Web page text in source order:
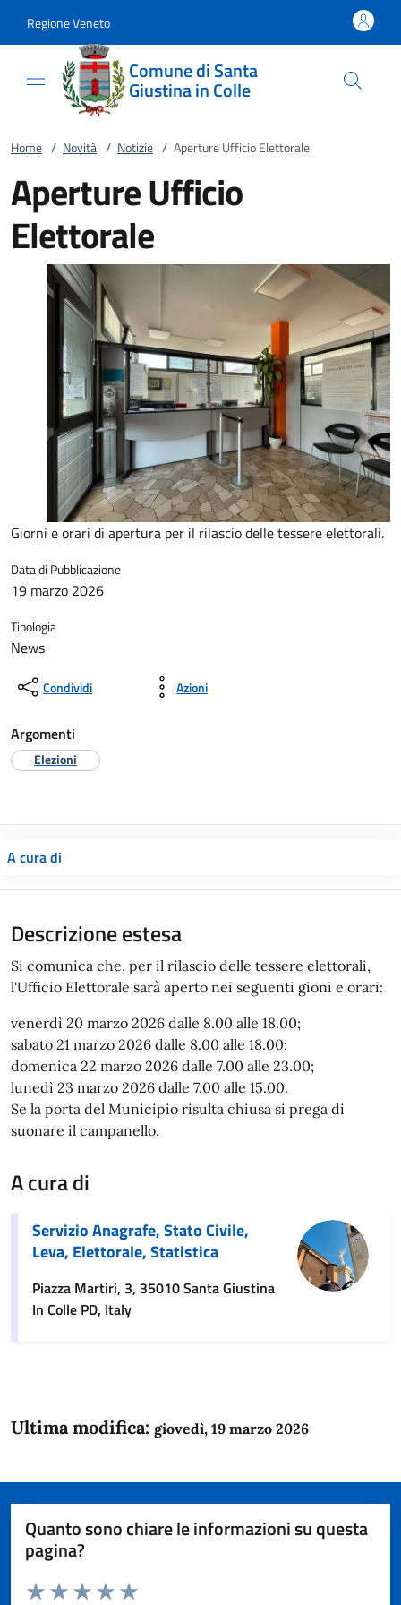
Regione Veneto
Comune di Santa
Giustina in Colle
Home / Novità / Notizie / Aperture Ufficio Elettorale
Aperture Ufficio
Elettorale
Giorni e orari di apertura per il rilascio delle tessere elettorali.
Data di Pubblicazione
19 marzo 2026
Tipologia
News
Condividi Azioni
Argomenti
Elezioni
A cura di
Descrizione estesa
Si comunica che, per il rilascio delle tessere elettorali,
l'Ufficio Elettorale sarà aperto nei seguenti gioni e orari:
venerdì 20 marzo 2026 dalle 8.00 alle 18.00;
sabato 21 marzo 2026 dalle 8.00 alle 18.00;
domenica 22 marzo 2026 dalle 7.00 alle 23.00;
lunedì 23 marzo 2026 dalle 7.00 alle 15.00.
Se la porta del Municipio risulta chiusa si prega di
suonare il campanello.
A cura di
Servizio Anagrafe, Stato Civile,
Leva, Elettorale, Statistica
Piazza Martiri, 3, 35010 Santa Giustina
In Colle PD, Italy
Ultima modifica: giovedì, 19 marzo 2026
Quanto sono chiare le informazioni su questa
pagina?
Domanda
Valuta da 1 a 5 stelle la pagina